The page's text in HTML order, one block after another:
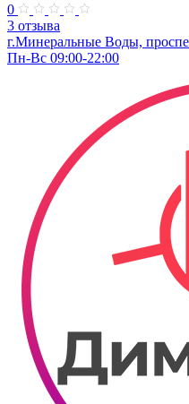
0
3 отзыва
г.Минеральные Воды,
Пн-Вс 09:00-22:00